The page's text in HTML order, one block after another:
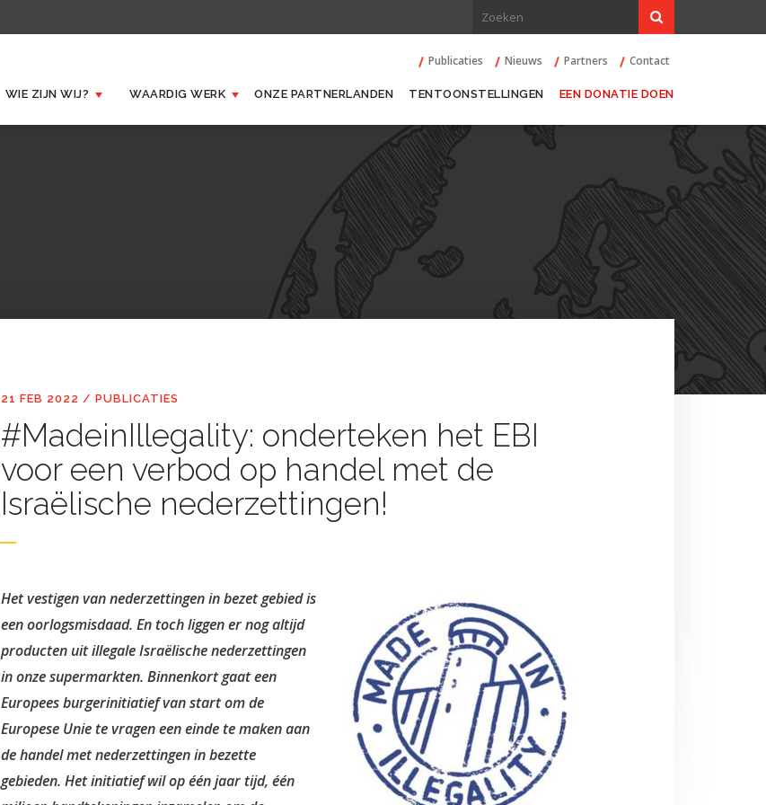
Publicaties Nieuws Partners Contact
WIE ZIJN WIJ? WAARDIG WERK ONZE PARTNERLANDEN TENTOONSTELLINGEN EEN DONATIE DOEN
21 FEB 2022 / PUBLICATIES
#MadeinIllegality: onderteken het EBI
voor een verbod op handel met de
Israëlische nederzettingen!
Het vestigen van nederzettingen in bezet gebied is
een oorlogsmisdaad. En toch liggen er nog altijd
producten uit illegale Israëlische nederzettingen
in onze supermarkten. Binnenkort gaat een
Europees burgerinitiatief van start om de
Europese Unie te vragen een einde te maken aan
de handel met nederzettingen in bezette
gebieden. Het initiatief wil op één jaar tijd, één